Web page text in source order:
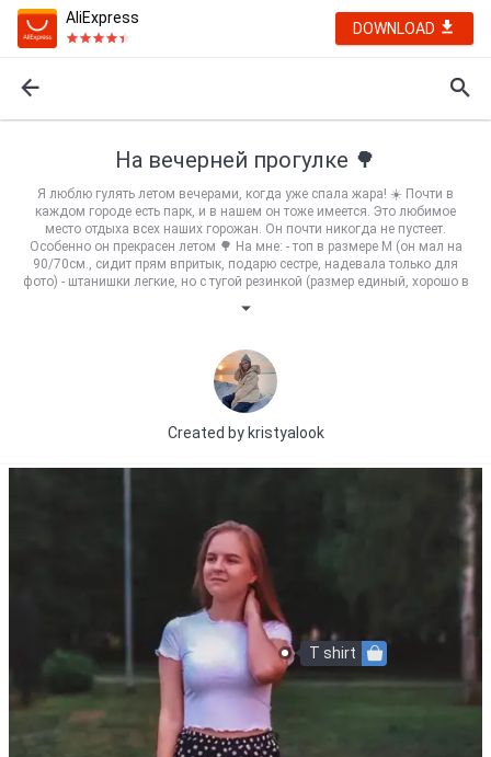
AliExpress
DOWNLOAD
На вечерней прогулке 🌳
Я люблю гулять летом вечерами, когда уже спала жара! ☀️ Почти в
каждом городе есть парк, и в нашем он тоже имеется. Это любимое
место отдыха всех наших горожан. Он почти никогда не пустеет.
Особенно он прекрасен летом 🌳 На мне: - топ в размере М (он мал на
90/70см., сидит прям впритык, подарю сестре, надевала только для
фото) - штанишки легкие, но с тугой резинкой (размер единый, хорошо в
Created bykristyalook
T shirt